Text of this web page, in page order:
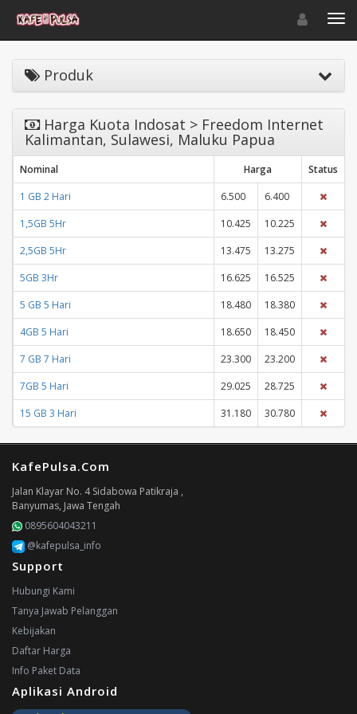
Toggle
Produk
Harga Kuota Indosat > Freedom Internet
Kalimantan, Sulawesi, Maluku Papua
Nominal Harga
Status
1 GB 2 Hari
6.500
6.400
1,5GB 5Hr
10.425
10.225
2,5GB 5Hr
13.475
13.275
5GB 3Hr
16.625
16.525
5 GB 5 Hari
18.480
18.380
4GB 5 Hari
18.650
18.450
7 GB 7 Hari
23.300
23.200
7GB 5 Hari
29.025
28.725
15 GB 3 Hari
31.180 30.780
KafePulsa.Com
Jalan Klayar No. 4 Sidabowa Patikraja ,
Banyumas, Jawa Tengah
0895604043211
@kafepulsa_info
Support
Hubungi Kami
Tanya Jawab Pelanggan
Kebijakan
Daftar Harga
Info Paket Data
Aplikasi Android